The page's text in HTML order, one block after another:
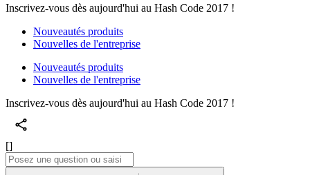
Inscrivez-vous dès aujourd'hui au Hash Code 2017 !
Nouveautés produits
Nouvelles de l'entreprise
Nouveautés produits
Nouvelles de l'entreprise
Inscrivez-vous dès aujourd'hui au Hash Code 2017 !
[]